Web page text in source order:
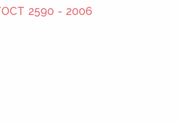
2590 - 2006